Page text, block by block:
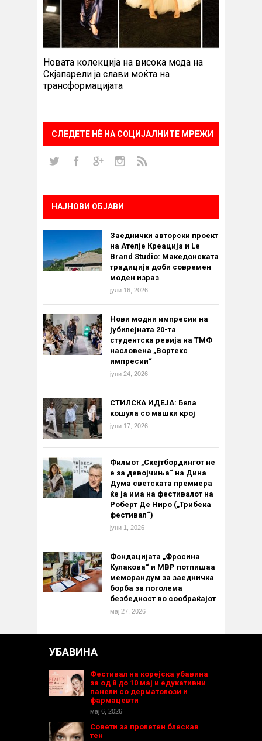
Новата колекција на висока мода на
Скјапарели ја слави моќта на
трансформацијата
СЛЕДЕТЕ НÈ НА СОЦИЈАЛНИТЕ МРЕЖИ
НАЈНОВИ ОБЈАВИ
Заеднички авторски проект
на Ателје Креација и Le
Brand Studio: Македонската
традиција доби современ
моден израз
јули 16, 2026
Нови модни импресии на
јубилејната 20-та
студентска ревија на ТМФ
насловена „Вортекс
импресии“
јуни 24, 2026
СТИЛСКА ИДЕЈА: Бела
кошула со машки крој
јуни 17, 2026
Филмот „Скејтбордингот не
е за девојчиња“ на Дина
Дума светската премиера
ќе ја има на фестивалот на
Роберт Де Ниро („Трибека
фестивал“)
јуни 1, 2026
Фондацијата „Фросина
Кулакова“ и МВР потпишаа
меморандум за заедничка
борба за поголема
безбедност во сообраќајот
мај 27, 2026
УБАВИНА
Фестивал на корејска убавина
за од 8 до 10 мај и едукативни
панели со дерматолози и
фармацевти
мај 6, 2026
Совети за пролетен блескав
тен